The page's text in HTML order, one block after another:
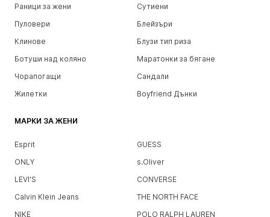
Раници за жени
Сутиени
Пуловери
Блейзъри
Клинове
Блузи тип риза
Ботуши над коляно
Маратонки за бягане
Чорапогащи
Сандали
Жилетки
Boyfriend Дънки
МАРКИ ЗА ЖЕНИ
Esprit
GUESS
ONLY
s.Oliver
LEVI'S
CONVERSE
Calvin Klein Jeans
THE NORTH FACE
NIKE
POLO RALPH LAUREN